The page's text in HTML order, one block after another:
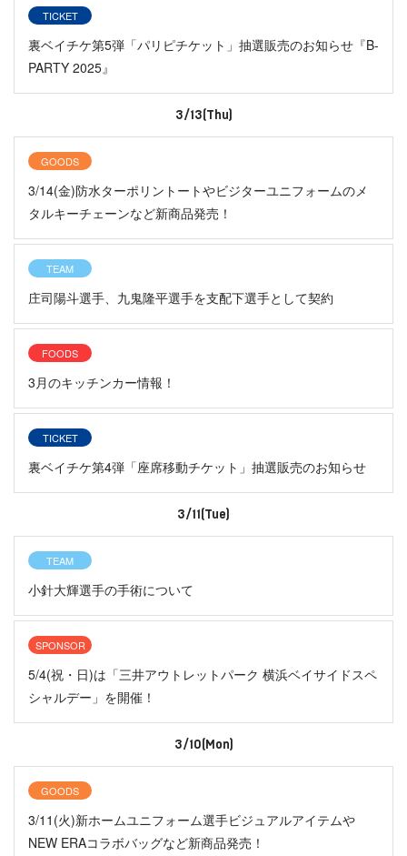
TICKET
裏ベイチケ第5弾「パリピチケット」抽選販売のお知らせ『B-
PARTY 2025』
3/13(Thu)
GOODS
3/14(金)防水ターポリントートやビジターユニフォームのメ
タルキーチェーンなど新商品発売！
TEAM
庄司陽斗選手、九鬼隆平選手を支配下選手として契約
FOODS
3月のキッチンカー情報！
TICKET
裏ベイチケ第4弾「座席移動チケット」抽選販売のお知らせ
3/11(Tue)
TEAM
小針大輝選手の手術について
SPONSOR
5/4(祝・日)は「三井アウトレットパーク 横浜ベイサイドスペ
シャルデー」を開催！
3/10(Mon)
GOODS
3/11(火)新ホームユニフォーム選手ビジュアルアイテムや
NEW ERAコラボバッグなど新商品発売！